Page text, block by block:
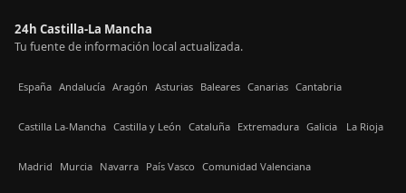
24h Castilla-La Mancha
Tu fuente de información local actualizada.
España Andalucía Aragón Asturias Baleares Canarias Cantabria
Castilla La-Mancha Castilla y León Cataluña Extremadura Galicia La Rioja
Madrid Murcia Navarra País Vasco Comunidad Valenciana